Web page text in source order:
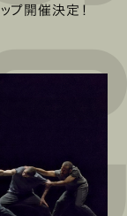
プ開催決定！